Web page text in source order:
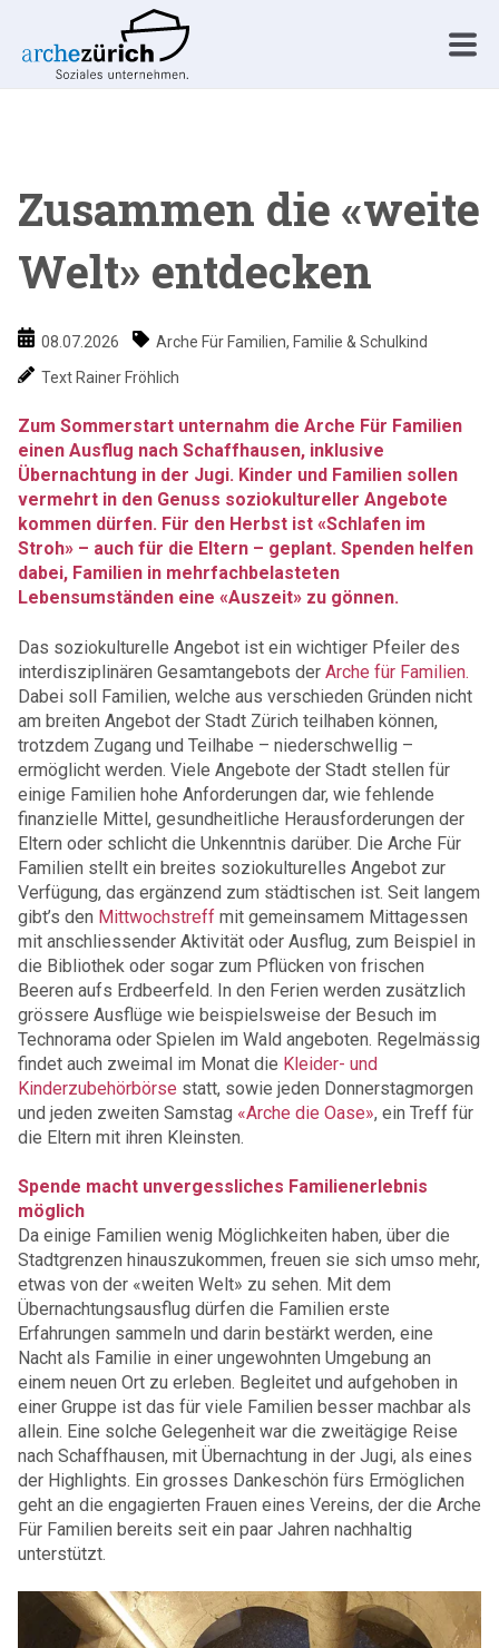
Zusammen die «weite
Welt» entdecken
08.07.2026 Arche Für Familien,Familie & Schulkind
Text Rainer Fröhlich
Zum Sommerstart unternahm die Arche Für Familien
einen Ausflug nach Schaffhausen, inklusive
Übernachtung in der Jugi. Kinder und Familien sollen
vermehrt in den Genuss soziokultureller Angebote
kommen dürfen. Für den Herbst ist «Schlafen im
Stroh» – auch für die Eltern – geplant. Spenden helfen
dabei, Familien in mehrfachbelasteten
Lebensumständen eine «Auszeit» zu gönnen.
Das soziokulturelle Angebot ist ein wichtiger Pfeiler des
interdisziplinären Gesamtangebots der Arche für Familien.
Dabei soll Familien, welche aus verschieden Gründen nicht
am breiten Angebot der Stadt Zürich teilhaben können,
trotzdem Zugang und Teilhabe – niederschwellig –
ermöglicht werden. Viele Angebote der Stadt stellen für
einige Familien hohe Anforderungen dar, wie fehlende
finanzielle Mittel, gesundheitliche Herausforderungen der
Eltern oder schlicht die Unkenntnis darüber. Die Arche Für
Familien stellt ein breites soziokulturelles Angebot zur
Verfügung, das ergänzend zum städtischen ist. Seit langem
gibt’s den Mittwochstreff mit gemeinsamem Mittagessen
mit anschliessender Aktivität oder Ausflug, zum Beispiel in
die Bibliothek oder sogar zum Pflücken von frischen
Beeren aufs Erdbeerfeld. In den Ferien werden zusätzlich
grössere Ausflüge wie beispielsweise der Besuch im
Technorama oder Spielen im Wald angeboten. Regelmässig
findet auch zweimal im Monat die Kleider- und
Kinderzubehörbörse statt, sowie jeden Donnerstagmorgen
und jeden zweiten Samstag «Arche die Oase», ein Treff für
die Eltern mit ihren Kleinsten.
Spende macht unvergessliches Familienerlebnis
möglich
Da einige Familien wenig Möglichkeiten haben, über die
Stadtgrenzen hinauszukommen, freuen sie sich umso mehr,
etwas von der «weiten Welt» zu sehen. Mit dem
Übernachtungsausflug dürfen die Familien erste
Erfahrungen sammeln und darin bestärkt werden, eine
Nacht als Familie in einer ungewohnten Umgebung an
einem neuen Ort zu erleben. Begleitet und aufgehoben in
einer Gruppe ist das für viele Familien besser machbar als
allein. Eine solche Gelegenheit war die zweitägige Reise
nach Schaffhausen, mit Übernachtung in der Jugi, als eines
der Highlights. Ein grosses Dankeschön fürs Ermöglichen
geht an die engagierten Frauen eines Vereins, der die Arche
Für Familien bereits seit ein paar Jahren nachhaltig
unterstützt.